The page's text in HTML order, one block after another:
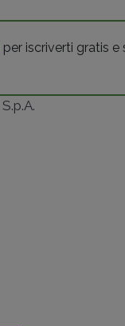
per iscriverti gratis